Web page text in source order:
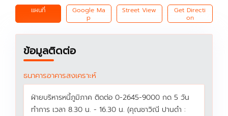
แผนที่
Google Ma
p
Street View
Get Directi
on
ข้อมูลติดต่อ
ธนาคารอาคารสงเคราะห์
ฝ่ายบริหารหนี้ภูมิภาค ติดต่อ 0-2645-9000 กด 5 วัน
ทำการ เวลา 8.30 น. - 16.30 น. (คุณชาวิณี ปานดำ :